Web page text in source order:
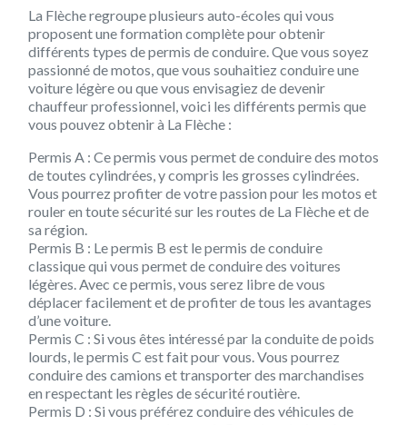
La Flèche regroupe plusieurs auto-écoles qui vous
proposent une formation complète pour obtenir
différents types de permis de conduire. Que vous soyez
passionné de motos, que vous souhaitiez conduire une
voiture légère ou que vous envisagiez de devenir
chauffeur professionnel, voici les différents permis que
vous pouvez obtenir à La Flèche :
Permis A : Ce permis vous permet de conduire des motos
de toutes cylindrées, y compris les grosses cylindrées.
Vous pourrez profiter de votre passion pour les motos et
rouler en toute sécurité sur les routes de La Flèche et de
sa région.
Permis B : Le permis B est le permis de conduire
classique qui vous permet de conduire des voitures
légères. Avec ce permis, vous serez libre de vous
déplacer facilement et de profiter de tous les avantages
d’une voiture.
Permis C : Si vous êtes intéressé par la conduite de poids
lourds, le permis C est fait pour vous. Vous pourrez
conduire des camions et transporter des marchandises
en respectant les règles de sécurité routière.
Permis D : Si vous préférez conduire des véhicules de